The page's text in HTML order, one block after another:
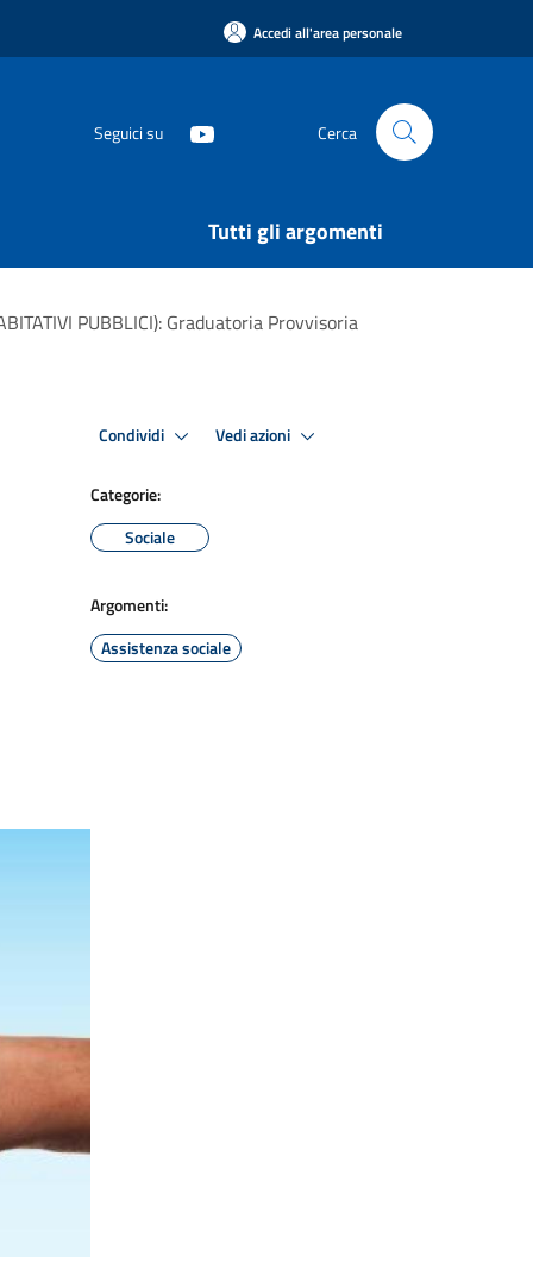
Accedi all'area personale
Seguici su Cerca
Tutti gli argomenti
PUBBLICI): Graduatoria Provvisoria
Condividi Vedi azioni
Categorie:
Sociale
Argomenti:
Assistenza sociale